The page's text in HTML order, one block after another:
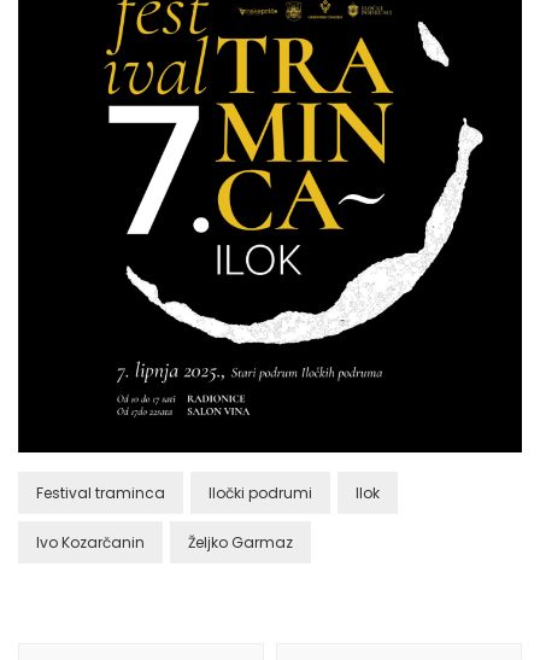
Festival traminca Iločki podrumi Ilok
Ivo Kozarčanin Željko Garmaz